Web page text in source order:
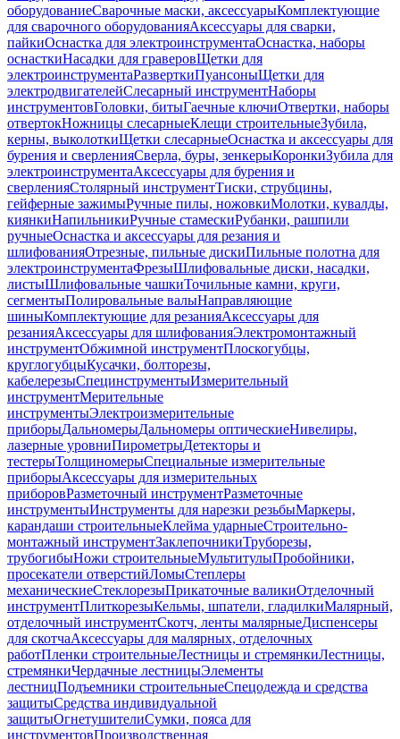
оборудованиеСварочные маски, аксессуарыКомплектующие
для сварочного оборудованияАксессуары для сварки,
пайкиОснастка для электроинструментаОснастка, наборы
оснасткиНасадки для граверовЩетки для
электроинструментаРазверткиПуансоныЩетки для
электродвигателейСлесарный инструментНаборы
инструментовГоловки, битыГаечные ключиОтвертки, наборы
отвертокНожницы слесарныеКлещи строительныеЗубила,
керны, выколоткиЩетки слесарныеОснастка и аксессуары для
бурения и сверленияСверла, буры, зенкерыКоронкиЗубила для
электроинструментаАксессуары для бурения и
сверленияСтолярный инструментТиски, струбцины,
гейферные зажимыРучные пилы, ножовкиМолотки, кувалды,
киянкиНапильникиРучные стамескиРубанки, рашпили
ручныеОснастка и аксессуары для резания и
шлифованияОтрезные, пильные дискиПильные полотна для
электроинструментаФрезыШлифовальные диски, насадки,
листыШлифовальные чашкиТочильные камни, круги,
сегментыПолировальные валыНаправляющие
шиныКомплектующие для резанияАксессуары для
резанияАксессуары для шлифованияЭлектромонтажный
инструментОбжимной инструментПлоскогубцы,
круглогубцыКусачки, болторезы,
кабелерезыСпецинструментыИзмерительный
инструментМерительные
инструментыЭлектроизмерительные
приборыДальномерыДальномеры оптическиеНивелиры,
лазерные уровниПирометрыДетекторы и
тестерыТолщиномерыСпециальные измерительные
приборыАксессуары для измерительных
приборовРазметочный инструментРазметочные
инструментыИнструменты для нарезки резьбыМаркеры,
карандаши строительныеКлейма ударныеСтроительно-
монтажный инструментЗаклепочникиТруборезы,
трубогибыНожи строительныеМультитулыПробойники,
просекатели отверстийЛомыСтеплеры
механическиеСтеклорезыПрикаточные валикиОтделочный
инструментПлиткорезыКельмы, шпатели, гладилкиМалярный,
отделочный инструментСкотч, ленты малярныеДиспенсеры
для скотчаАксессуары для малярных, отделочных
работПленки строительныеЛестницы и стремянкиЛестницы,
стремянкиЧердачные лестницыЭлементы
лестницПодъемники строительныеСпецодежда и средства
защитыСредства индивидуальной
защитыОгнетушителиСумки, пояса для
инструментовПроизводственная